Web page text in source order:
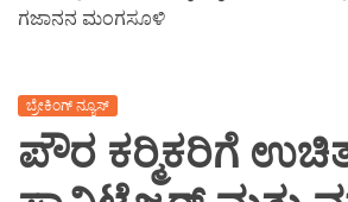
ಗಜಾನನ ಮಂಗಸೂಳಿ
ಬ್ರೇಕಿಂಗ್ ನ್ಯೂಸ್
ಪೌರ ಕರ‍್ಮಿಕರಿಗೆ